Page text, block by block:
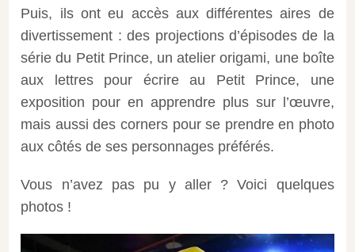
Puis, ils ont eu accès aux différentes aires de
divertissement : des projections d’épisodes de la
série du Petit Prince, un atelier origami, une boîte
aux lettres pour écrire au Petit Prince, une
exposition pour en apprendre plus sur l’œuvre,
mais aussi des corners pour se prendre en photo
aux côtés de ses personnages préférés.
Vous n’avez pas pu y aller ? Voici quelques
photos !